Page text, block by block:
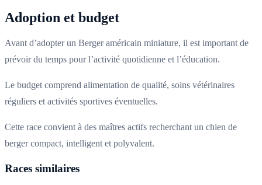
Adoption et budget
Avant d’adopter un Berger américain miniature, il est important de
prévoir du temps pour l’activité quotidienne et l’éducation.
Le budget comprend alimentation de qualité, soins vétérinaires
réguliers et activités sportives éventuelles.
Cette race convient à des maîtres actifs recherchant un chien de
berger compact, intelligent et polyvalent.
Races similaires